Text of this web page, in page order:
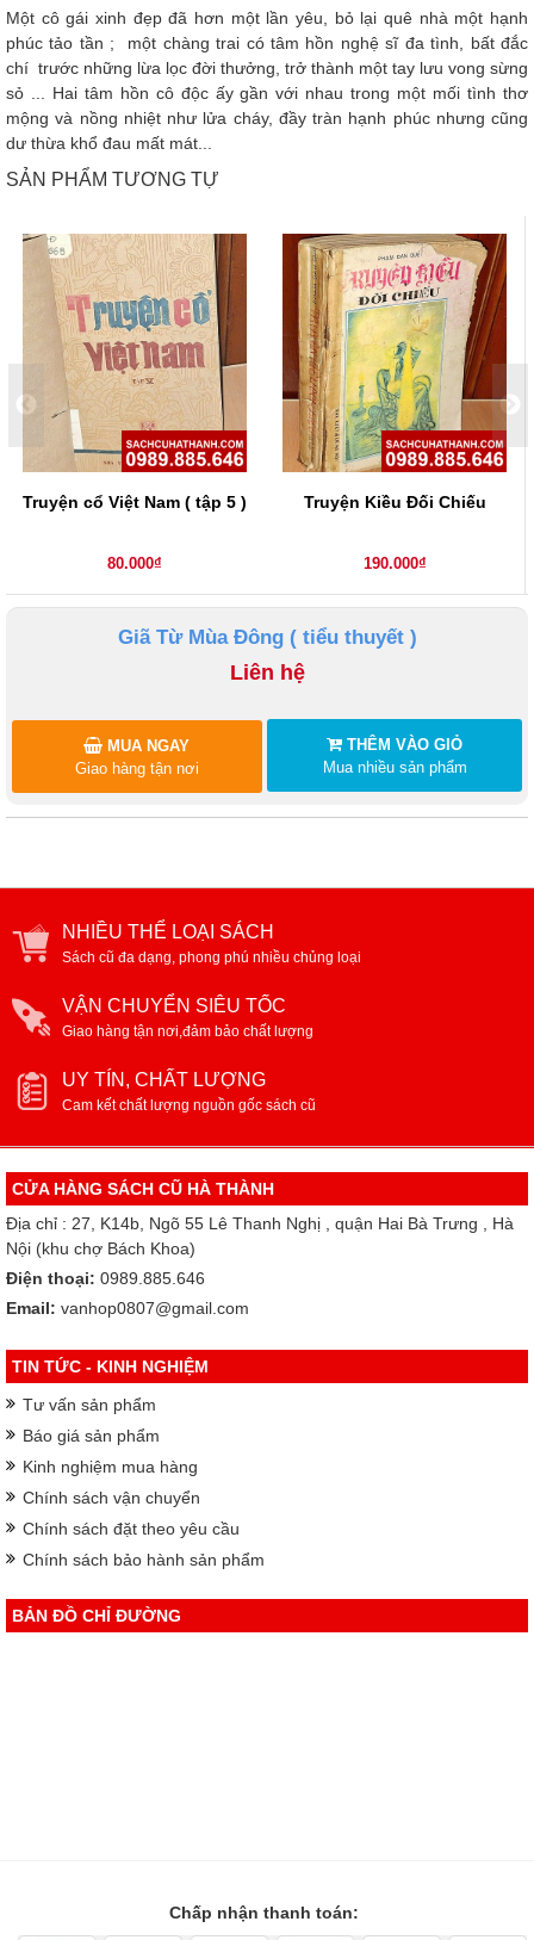
Một cô gái xinh đẹp đã hơn một lần yêu, bỏ lại quê nhà một hạnh
phúc tảo tần ; một chàng trai có tâm hồn nghệ sĩ đa tình, bất đắc
chí trước những lừa lọc đời thưởng, trở thành một tay lưu vong sừng
sỏ ... Hai tâm hồn cô độc ấy gần với nhau trong một mối tình thơ
mộng và nồng nhiệt như lửa cháy, đầy tràn hạnh phúc nhưng cũng
dư thừa khổ đau mất mát...
SẢN PHẨM TƯƠNG TỰ
Truyện cổ Việt Nam ( tập 5 )
80.000₫
Truyện Kiều Đối Chiếu
190.000₫
Giã Từ Mùa Đông ( tiểu thuyết )
Liên hệ
THÊM VÀO GIỎ
Mua nhiều sản phẩm
MUA NGAY
Giao hàng tận nơi
NHIỀU THỂ LOẠI SÁCH
Sách cũ đa dạng, phong phú nhiều chủng loại
VẬN CHUYỂN SIÊU TỐC
Giao hàng tận nơi,đảm bảo chất lượng
UY TÍN, CHẤT LƯỢNG
Cam kết chất lượng nguồn gốc sách cũ
CỬA HÀNG SÁCH CŨ HÀ THÀNH
Địa chỉ : 27, K14b, Ngõ 55 Lê Thanh Nghị , quận Hai Bà Trưng , Hà
Nội (khu chợ Bách Khoa)
Điện thoại: 0989.885.646
Email: vanhop0807@gmail.com
TIN TỨC - KINH NGHIỆM
Tư vấn sản phẩm
Báo giá sản phẩm
Kinh nghiệm mua hàng
Chính sách vận chuyển
Chính sách đặt theo yêu cầu
Chính sách bảo hành sản phẩm
BẢN ĐỒ CHỈ ĐƯỜNG
Chấp nhận thanh toán: